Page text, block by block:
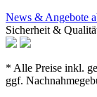
News & Angebote
Sicherheit &
* Alle Preise inkl.
ggf.